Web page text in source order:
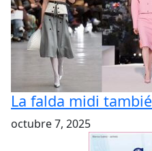
La falda midi
octubre 7, 2025